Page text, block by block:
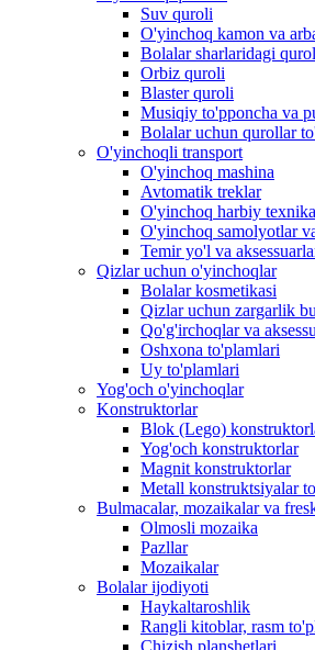
Suv quroli
O'yinchoq kamon va
Bolalar sharlaridagi
Orbiz quroli
Blaster quroli
Musiqiy to'pponcha va
Bolalar uchun qurollar
O'yinchoqli transport
O'yinchoq mashina
Avtomatik treklar
O'yinchoq harbiy texnika
O'yinchoq samolyotlar
Temir yo'l va
Qizlar uchun o'yinchoqlar
Bolalar kosmetikasi
Qizlar uchun zargarlik
Qo'g'irchoqlar va
Oshxona to'plamlari
Uy to'plamlari
Yog'och o'yinchoqlar
Konstruktorlar
Blok (Lego)
Yog'och konstruktorlar
Magnit konstruktorlar
Metall konstruktsiyalar
Bulmacalar, mozaikalar va
Olmosli mozaika
Pazllar
Mozaikalar
Bolalar ijodiyoti
Haykaltaroshlik
Rangli kitoblar, rasm
Chizish planshetlari